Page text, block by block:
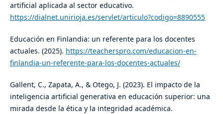
artificial aplicada al sector educativo.
https://dialnet.unirioja.es/servlet/articulo?codigo=8890555
Educación en Finlandia: un referente para los docentes
actuales. (2025). https://teacherspro.com/educacion-en-
finlandia-un-referente-para-los-docentes-actuales/
Gallent, C., Zapata, A., & Otego, J. (2023). El impacto de la
inteligencia artificial generativa en educación superior: una
mirada desde la ética y la integridad académica.